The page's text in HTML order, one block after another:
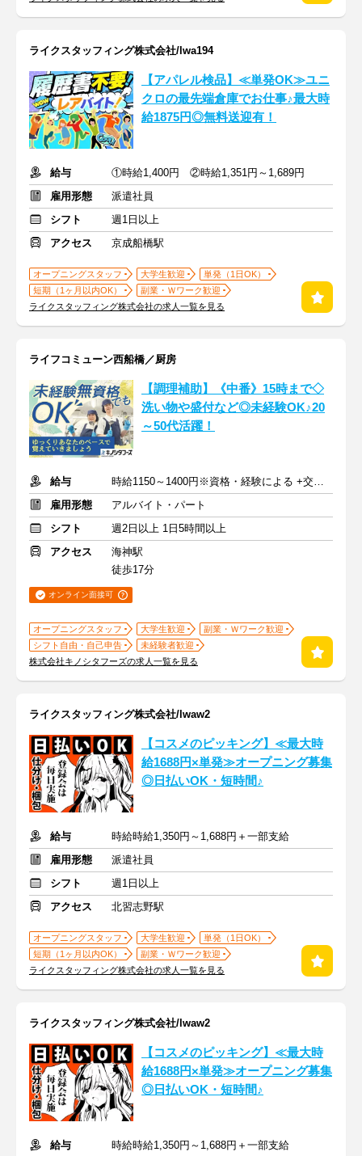
ライクスタッフィング株式会社/lwa194
【アパレル検品】≪単発OK≫ユニ
クロの最先端倉庫でお仕事♪最大時
給1875円◎無料送迎有！
給与
①時給1,400円 ②時給1,351円～1,689円
雇用形態
派遣社員
シフト
週1日以上
アクセス
京成船橋駅
オープニングスタッフ 大学生歓迎
単発（1日OK）
短期（1ヶ月以内OK）
副業・Ｗワーク歓迎
ライクスタッフィング株式会社の求人一覧を見る
ライフコミューン西船橋／厨房
【調理補助】《中番》15時まで◇
洗い物や盛付など◎未経験OK♪20
～50代活躍！
給与
時給1150～1400円※資格・経験による +交通費支給
雇用形態
アルバイト・パート
シフト
週2日以上 1日5時間以上
アクセス
海神駅
徒歩17分
オンライン面接可
オープニングスタッフ 大学生歓迎
副業・Ｗワーク歓迎
シフト自由・自己申告
未経験者歓迎
株式会社キノシタフーズの求人一覧を見る
ライクスタッフィング株式会社/lwaw2
【コスメのピッキング】≪最大時
給1688円×単発≫オープニング募集
◎日払いOK・短時間♪
給与
時給時給1,350円～1,688円＋一部支給
雇用形態
派遣社員
シフト
週1日以上
アクセス
北習志野駅
オープニングスタッフ 大学生歓迎
単発（1日OK）
短期（1ヶ月以内OK）
副業・Ｗワーク歓迎
ライクスタッフィング株式会社の求人一覧を見る
ライクスタッフィング株式会社/lwaw2
【コスメのピッキング】≪最大時
給1688円×単発≫オープニング募集
◎日払いOK・短時間♪
給与
時給時給1,350円～1,688円＋一部支給